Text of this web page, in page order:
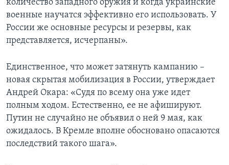
количество западного оружия и когда украинские
военные научатся эффективно его использовать. У
России же основные ресурсы и резервы, как
представляется, исчерпаны».
Единственное, что может затянуть кампанию –
новая скрытая мобилизация в России, утверждает
Андрей Окара: «Судя по всему она уже идет
полным ходом. Естественно, ее не афишируют.
Путин не случайно не объявил о ней 9 мая, как
ожидалось. В Кремле вполне обосновано опасаются
последствий такого шага».